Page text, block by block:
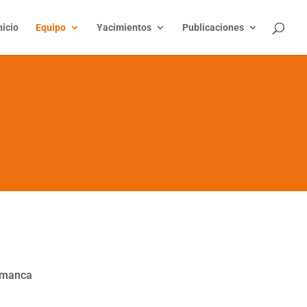
Equipo Yacimientos Publicaciones